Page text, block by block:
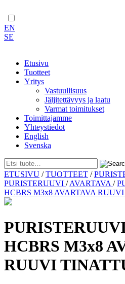
EN
SE
Etusivu
Tuotteet
Yritys
Vastuullisuus
Jäljitettävyys ja laatu
Varmat toimitukset
Toimittajamme
Yhteystiedot
English
Svenska
Skip
to
content
ETUSIVU /TUOTTEET /
PURISTERUUVI /AVARTAVA /
HCBRS M3x8 AVARTAVA
HCBRS M3x8
RUUVI